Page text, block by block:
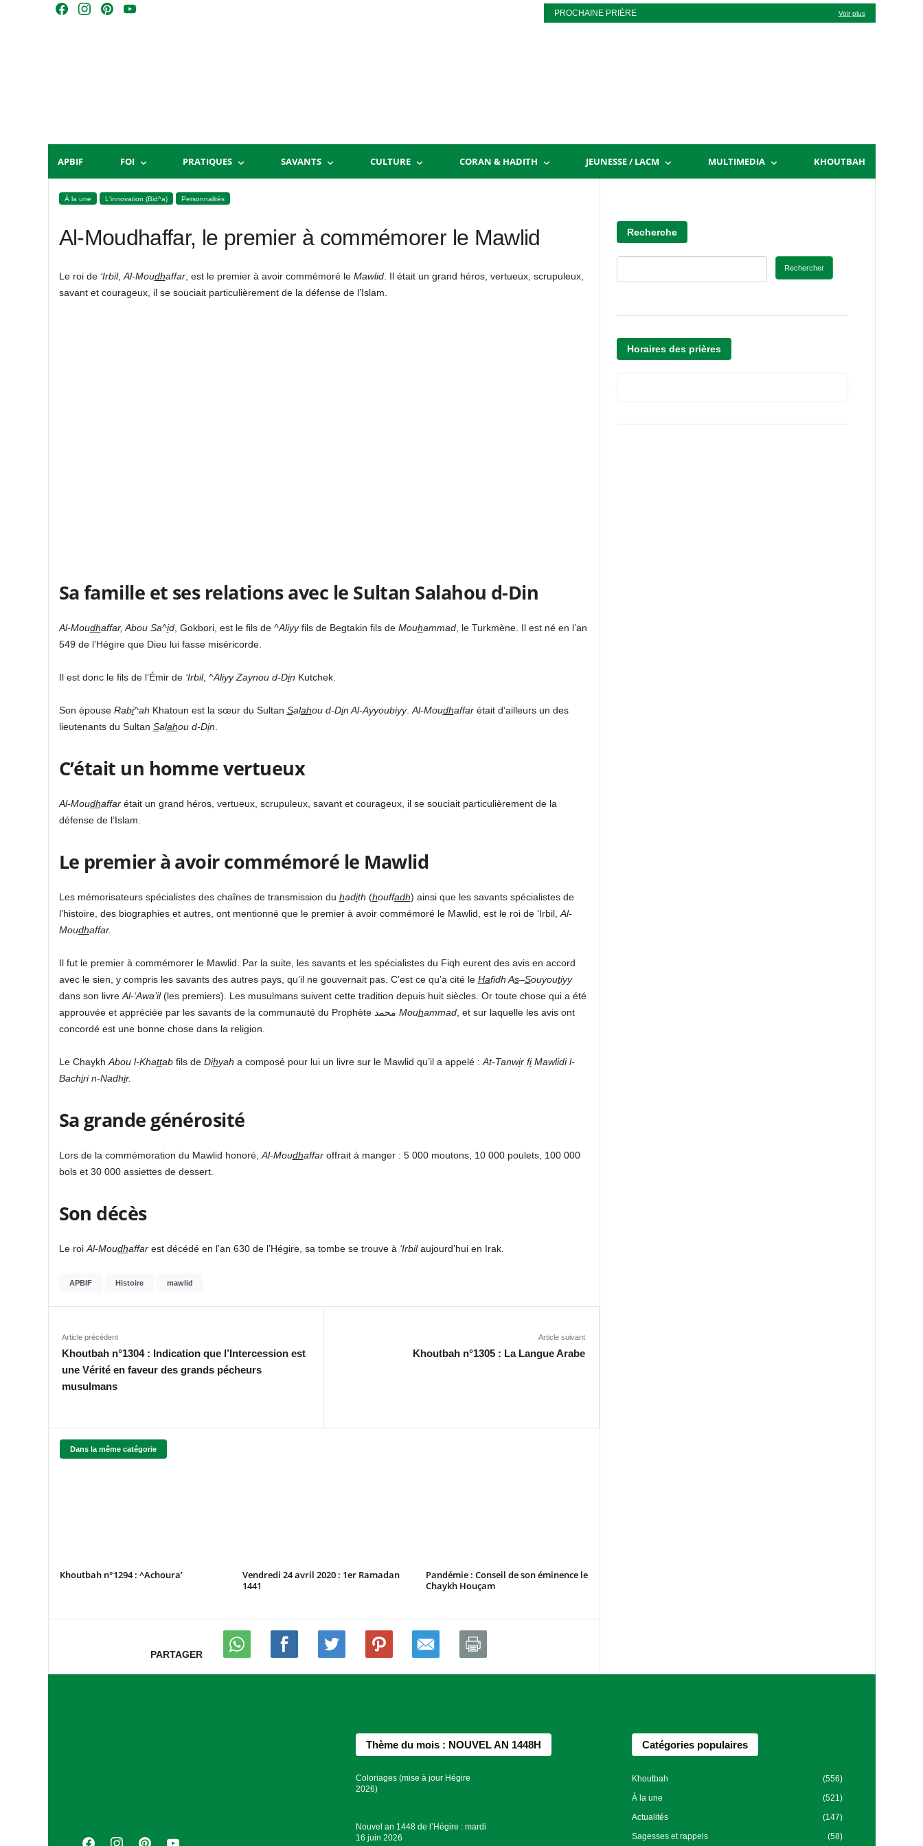
Skip
m
t
Y
PROCHAINE PRIÈRE Voir plus
APBIF FOI PRATIQUES SAVANTS CULTURE CORAN & HADITH JEUNESSE / LACM MULTIMEDIA KHOUTBAH
À la une L'innovation (Bid^a) Personnalités
Al-Moudhaffar, le premier à commémorer le Mawlid
Le roi de ‘Irbil, Al-Moudhaffar, est le premier à avoir commémoré le Mawlid. Il était un grand héros, vertueux, scrupuleux,
savant et courageux, il se souciait particulièrement de la défense de l’Islam.
Sa famille et ses relations avec le Sultan Salahou d-Din
Al-Moudhaffar, Abou Sa^id, Gokbori, est le fils de ^Aliyyfils de Begtakin fils de Mouhammad, le Turkmène. Il est né en l’an
549 de l’Hégire que Dieu lui fasse miséricorde.
Il est donc le fils de l’Émir de ‘Irbil, ^Aliyy Zaynou d-Din Kutchek.
Son épouse Rabi^ah Khatoun est la sœur du Sultan Salahou d-Din Al-Ayyoubiyy. Al-Moudhaffarétait d’ailleurs un des
lieutenants du Sultan Salahou d-Din
C’était un homme vertueux
Al-Moudhaffarétait un grand héros, vertueux, scrupuleux, savant et courageux, il se souciait particulièrement de la
défense de l’Islam.
Le premier à avoir commémoré le Mawlid
Les mémorisateurs spécialistes des chaînes de transmission du hadith (houffadh) ainsi que les savants spécialistes de
l’histoire, des biographies et autres, ont mentionné que le premier à avoir commémoré le Mawlid, est le roi de ‘Irbil, Al-
Moudhaffar.
Il fut le premier à commémorer le Mawlid. Par la suite, les savants et les spécialistes du Fiqh eurent des avis en accord
avec le sien, y compris les savants des autres pays, qu’il ne gouvernait pas. C’est ce qu’a cité le Hafidh As–Souyoutiyy
dans son livre Al-‘Awa’il(les premiers). Les musulmans suivent cette tradition depuis huit siècles. Or toute chose qui a été
Mouhammad, et sur laquelle les avis ont
concordé est une bonne chose dans la religion.
Le Chaykh Abou l-Khattabfils de Dihyah a composé pour lui un livre sur le Mawlid qu’il a appelé : At-Tanwir fiMawlidi l-
Bachiri n-Nadhir.
Sa grande générosité
Lors de la commémoration du Mawlid honoré, Al-Moudhaffaroffrait à manger : 5 000 moutons, 10 000 poulets, 100 000
bols et 30 000 assiettes de dessert.
Son décès
Le roi Al-Moudhaffarest décédé en l’an 630 de l’Hégire, sa tombe se trouve à ‘Irbilaujourd’hui en Irak.
APBIF Histoire mawlid
Article précédent
Khoutbah n°1304 : Indication que l’Intercession est
une Vérité en faveur des grands pécheurs
musulmans
Article suivant
Khoutbah n°1305 : La Langue Arabe
Dans la même catégorie
Khoutbah n°1294 : ^Achoura’
Vendredi 24 avril 2020 : 1er Ramadan
1441
Pandémie : Conseil de son éminence le
Chaykh Houçam
PARTAGER
Recherche
Rechercher
Horaires des prières
Thème du mois : NOUVEL AN 1448H
Coloriages (mise à jour Hégire
2026)
Nouvel an 1448 de l’Hégire : mardi
16 juin 2026
Catégories populaires
Khoutbah
(556)
À la une
(521)
Actualités
(147)
Sagesses et rappels
(58)